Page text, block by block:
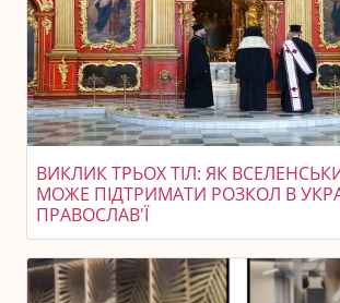
ВИКЛИК ТРЬОХ ТІЛ: ЯК
МОЖЕ ПІДТРИМАТИ РОЗКОЛ В
ПРАВОСЛАВ'Ї